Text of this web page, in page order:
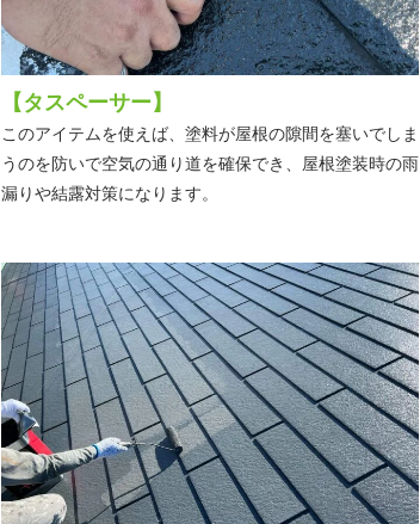
【タスペーサー】
このアイテムを使えば、塗料が屋根の隙間を塞いでしま
うのを防いで空気の通り道を確保でき、屋根塗装時の雨
漏りや結露対策になります。